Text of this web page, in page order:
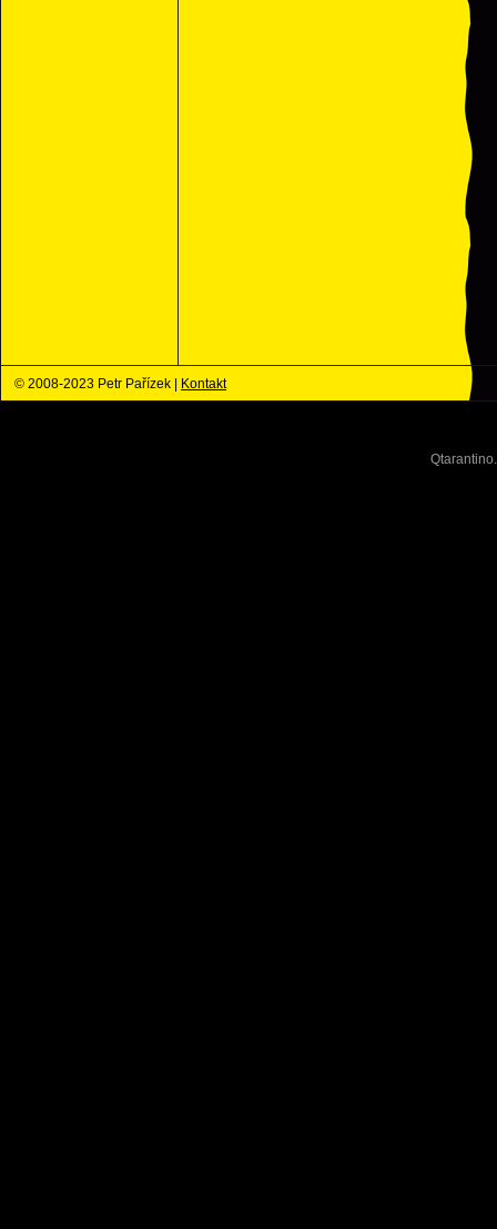
© 2008-2023 Petr Pařízek | Kontakt